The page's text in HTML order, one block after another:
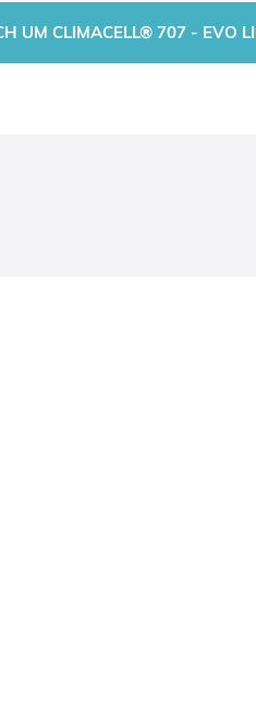
UM CLIMACELL® 707 - EVO